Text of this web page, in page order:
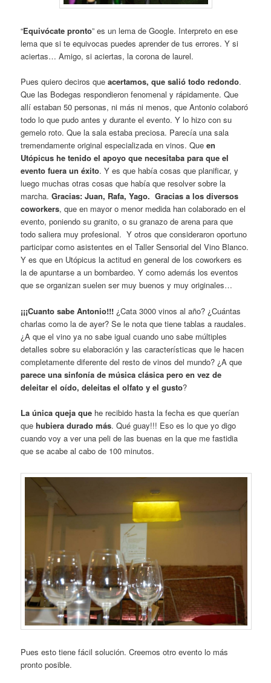
“Equivócate pronto” es un lema de Google. Interpreto en ese
lema que si te equivocas puedes aprender de tus errores. Y si
aciertas… Amigo, si aciertas, la corona de laurel.
Pues quiero deciros queacertamos, que salió todo redondo.
Que las Bodegas respondieron fenomenal y rápidamente. Que
allí estaban 50 personas, ni más ni menos, que Antonio colaboró
todo lo que pudo antes y durante el evento. Y lo hizo con su
gemelo roto. Que la sala estaba preciosa. Parecía una sala
tremendamente original especializada en vinos. Queen
Utópicus he tenido el apoyo que necesitaba para que el
evento fuera un éxito. Y es que había cosas que planificar, y
luego muchas otras cosas que había que resolver sobre la
marcha.Gracias: Juan, Rafa, Yago. Gracias a los diversos
coworkers, que en mayor o menor medida han colaborado en el
evento, poniendo su granito, o su granazo de arena para que
todo saliera muy profesional. Y otros que consideraron oportuno
participar como asistentes en el Taller Sensorial del Vino Blanco.
Y es que en Utópicus la actitud en general de los coworkers es
la de apuntarse a un bombardeo. Y como además los eventos
que se organizan suelen ser muy buenos y muy originales…
¡¡¡Cuanto sabe Antonio!!! ¿Cata 3000 vinos al año? ¿Cuántas
charlas como la de ayer? Se le nota que tiene tablas a raudales.
¿A que el vino ya no sabe igual cuando uno sabe múltiples
detalles sobre su elaboración y las características que le hacen
completamente diferente del resto de vinos del mundo? ¿A que
parece una sinfonía de música clásica pero en vez de
deleitar el oído, deleitas el olfato y el gusto?
La única queja que he recibido hasta la fecha es que querían
quehubiera durado más. Qué guay!!! Eso es lo que yo digo
cuando voy a ver una peli de las buenas en la que me fastidia
que se acabe al cabo de 100 minutos.
Pues esto tiene fácil solución. Creemos otro evento lo más
pronto posible.